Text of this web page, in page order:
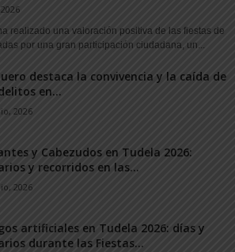
realizado una valoración positiva de las fiestas de
por una gran participación ciudadana, un...
destaca la convivencia y la caída de
en...
2026
y Cabezudos en Tudela 2026:
y recorridos en las...
2026
artificiales en Tudela 2026: días y
durante las Fiestas...